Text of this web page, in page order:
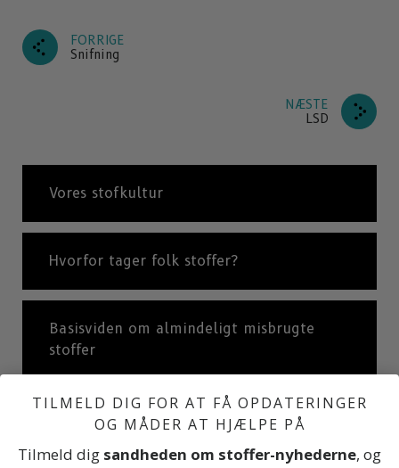
FORRIGE
Snifning
NÆSTE
LSD
Vores stofkultur
Hvorfor tager folk stoffer?
Basisviden om almindeligt misbrugte
stoffer
Cannabis (hash, marihuana)
TILMELD DIG FOR AT FÅ OPDATERINGER
OG MÅDER AT HJÆLPE PÅ
Tilmeld dig sandheden om stoffer-nyhederne, og